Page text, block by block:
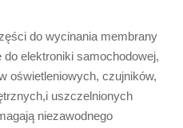
do wycinania membrany
elektroniki samochodowej,
oświetleniowych, czujników,
uszczelnionych
niezawodnego